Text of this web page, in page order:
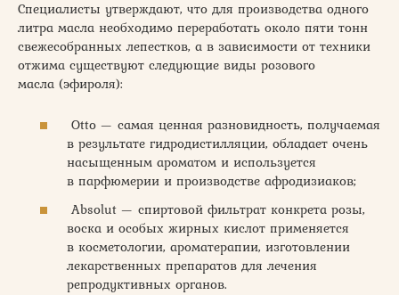
Специалисты утверждают, что для производства одного
литра масла необходимо переработать около пяти тонн
свежесобранных лепестков, а в зависимости от техники
отжима существуют следующие виды розового
масла (эфироля):
Otto — самая ценная разновидность, получаемая
в результате гидродистилляции, обладает очень
насыщенным ароматом и используется
в парфюмерии и производстве афродизиаков;
Absolut — спиртовой фильтрат конкрета розы,
воска и особых жирных кислот применяется
в косметологии, ароматерапии, изготовлении
лекарственных препаратов для лечения
репродуктивных органов.